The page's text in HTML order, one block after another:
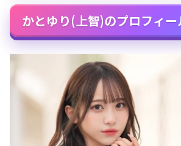
かとゆり(上智)のプロフィー